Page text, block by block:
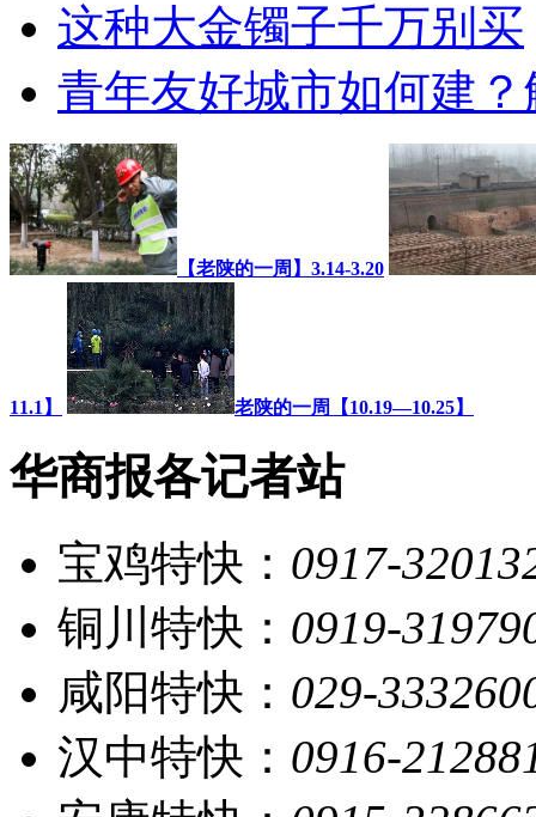
这种大金镯子千万别买
青年友好城市如何建
【老陕的一周】3.14-3.20
11.1】 老陕的一周【10.19—10.25】
华商报各记者站
宝鸡特快： 0917-
铜川特快： 0919-
咸阳特快： 029-
汉中特快： 0916-